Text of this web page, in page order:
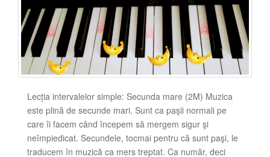
Lecția intervalelor simple: Secunda mare (2M) Muzica
este plină de secunde mari. Sunt ca paşii normali pe
care îi facem când începem să mergem sigur şi
neîmpiedicat. Secundele, tocmai pentru că sunt paşi, le
traducem în muzică ca mers treptat. Ca număr, deci